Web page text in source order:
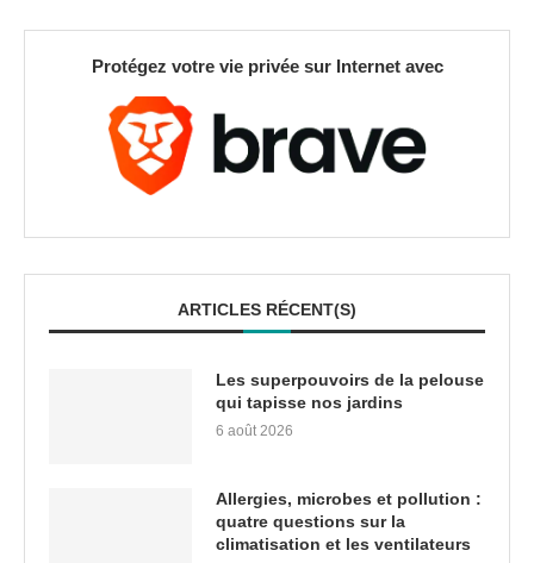
Protégez votre vie privée sur Internet avec
ARTICLES RÉCENT(S)
Les superpouvoirs de la pelouse
qui tapisse nos jardins
6 août 2026
Allergies, microbes et pollution :
quatre questions sur la
climatisation et les ventilateurs